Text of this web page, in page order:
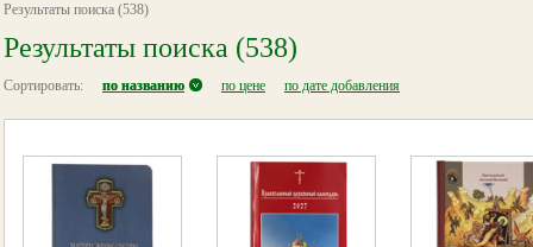
Результаты поиска (538)
Результаты поиска (538)
Сортировать: по названию по цене по дате добавления